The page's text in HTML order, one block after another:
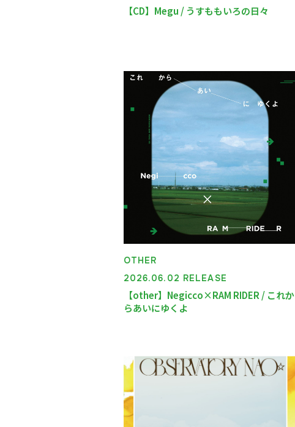
【CD】Megu / うすももいろの日々
OTHER
2026.06.02 RELEASE
【other】Negicco×RAM RIDER / これか
らあいにゆくよ